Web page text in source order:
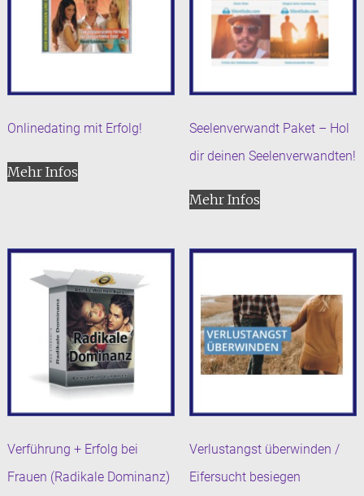
Onlinedating mit Erfolg!
Mehr Infos
Seelenverwandt Paket – Hol
dir deinen Seelenverwandten!
Mehr Infos
Verführung + Erfolg bei
Frauen (Radikale Dominanz)
Verlustangst überwinden /
Eifersucht besiegen